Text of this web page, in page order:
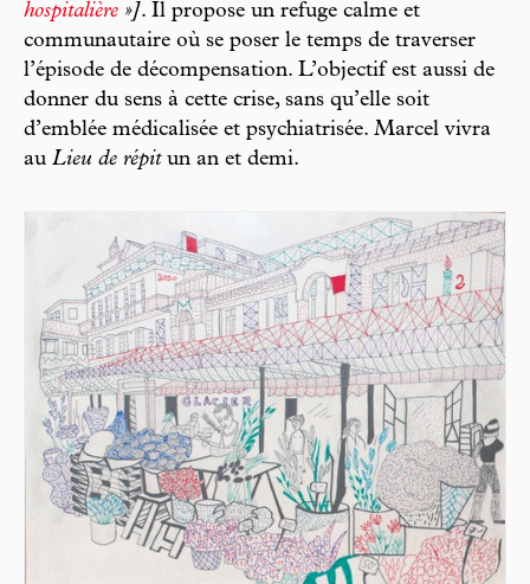
hospitalière »]. Il propose un refuge calme et
communautaire où se poser le temps de traverser
l’épisode de décompensation. L’objectif est aussi de
donner du sens à cette crise, sans qu’elle soit
d’emblée médicalisée et psychiatrisée. Marcel vivra
au Lieu de répitun an et demi.